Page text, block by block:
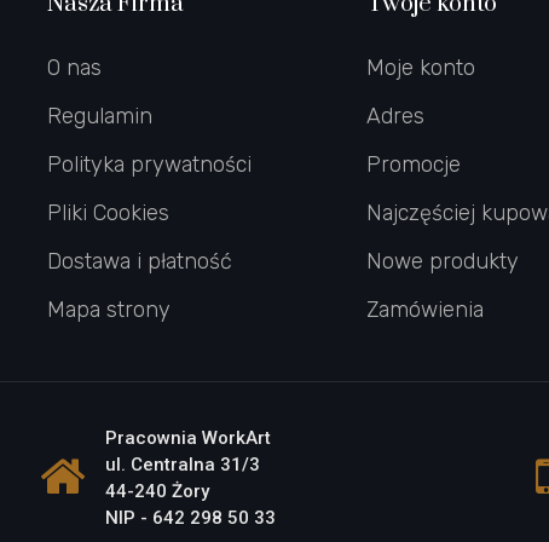
O nas
Regulamin
Polityka prywatności
Pliki Cookies
Dostawa i płatność
Mapa strony
Moje konto
Adres
Promocje
Najczęściej
Nowe produkty
Zamówienia
Pracownia WorkArt
ul. Centralna 31/3
44-240 Żory
NIP - 642 298 50 33